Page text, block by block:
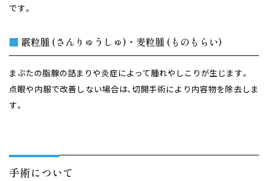
です。
■ 霰粒腫 (さんりゅうしゅ)・麦粒腫 (ものもらい)
まぶたの脂腺の詰まりや炎症によって腫れやしこりが生じます。
点眼や内服で改善しない場合は、切開手術により内容物を除去しま
す。
手術について